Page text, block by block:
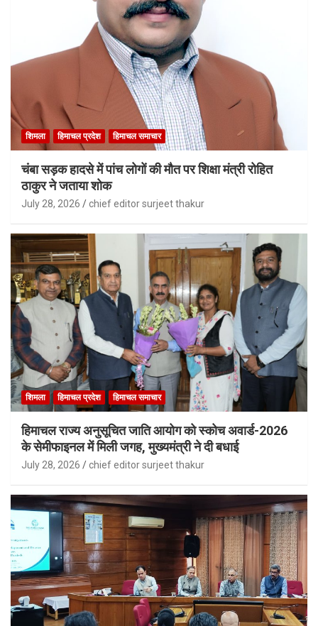
शिमला हिमाचल प्रदेश हिमाचल समाचार
चंबा सड़क हादसे में पांच लोगों की मौत पर शिक्षा मंत्री रोहित
ठाकुर ने जताया शोक
July 28, 2026 chief editor surjeet thakur
शिमला हिमाचल प्रदेश हिमाचल समाचार
हिमाचल राज्य अनुसूचित जाति आयोग को स्कोच अवार्ड-2026
के सेमीफाइनल में मिली जगह, मुख्यमंत्री ने दी बधाई
July 28, 2026 chief editor surjeet thakur